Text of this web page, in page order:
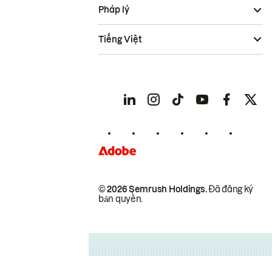
© 2026 Semrush Holdings.Đã đăng ký
bản quyền.
Pháp lý
Tiếng Việt